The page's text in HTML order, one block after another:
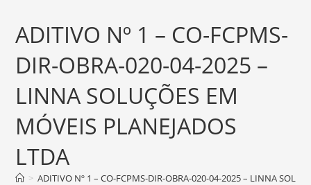
ADITIVO Nº 1 – CO-FCPMS-
DIR-OBRA-020-04-2025 –
LINNA SOLUÇÕES EM
MÓVEIS PLANEJADOS
LTDA
> ADITIVO Nº 1 – CO-FCPMS-DIR-OBRA-020-04-2025 – LINNA